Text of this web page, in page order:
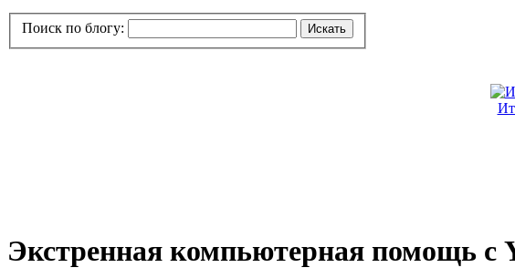
Поиск по блогу:
Экстренная компьютерная помощь с